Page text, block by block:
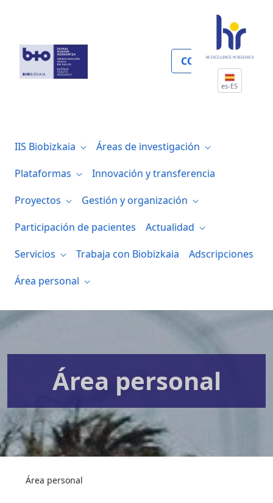
COLABORA
es-ES
IIS Biobizkaia
Áreas de investigación
Plataformas
Innovación y transferencia
Proyectos
Gestión y organización
Participación de pacientes
Actualidad
Servicios
Trabaja con Biobizkaia
Adscripciones
Área personal
Área personal
Área personal